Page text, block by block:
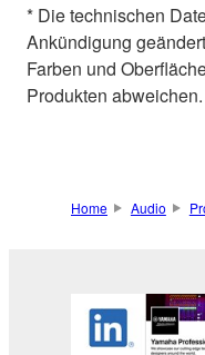
* Die technischen
Ankündigung
Farben und
Produkten abweichen.
Home Audio